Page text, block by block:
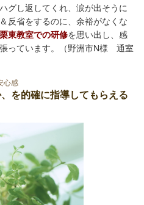
グし返してくれ、涙が出そうに
反省をするのに、余裕がなくな
栗東教室での研修を思い出し、感
っています。（野洲市N様 通室
心感
を的確に指導してもらえる